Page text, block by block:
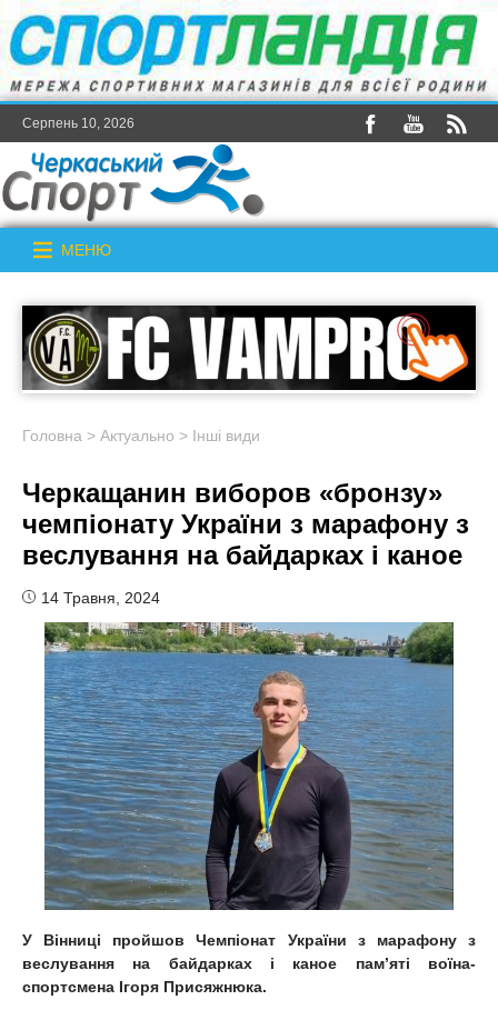
Серпень 10, 2026
МЕНЮ
Головна > Актуально > Інші види
Черкащанин виборов «бронзу»
чемпіонату України з марафону з
веслування на байдарках і каное
14 Травня, 2024
У Вінниці пройшов Чемпіонат України з марафону з
веслування на байдарках і каное пам’яті воїна-
спортсмена Ігоря Присяжнюка.